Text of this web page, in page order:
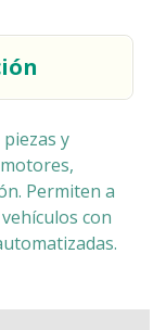
y
Permiten a
con